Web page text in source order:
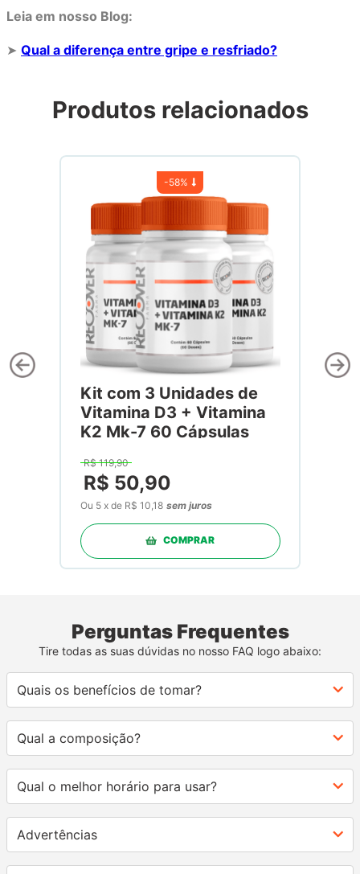
Leia em nosso Blog:
➤ Qual a diferença entre gripe e resfriado?
Produtos relacionados
-58%
Kit com 3 Unidades de
Vitamina D3 + Vitamina
K2 Mk-7 60 Cápsulas
R$ 119,90
R$ 50,90
Ou 5 xde R$ 10,18 sem juros
COMPRAR
Perguntas Frequentes
Tire todas as suas dúvidas no nosso FAQ logo abaixo:
Quais os benefícios de tomar?
Qual a composição?
Qual o melhor horário para usar?
Advertências